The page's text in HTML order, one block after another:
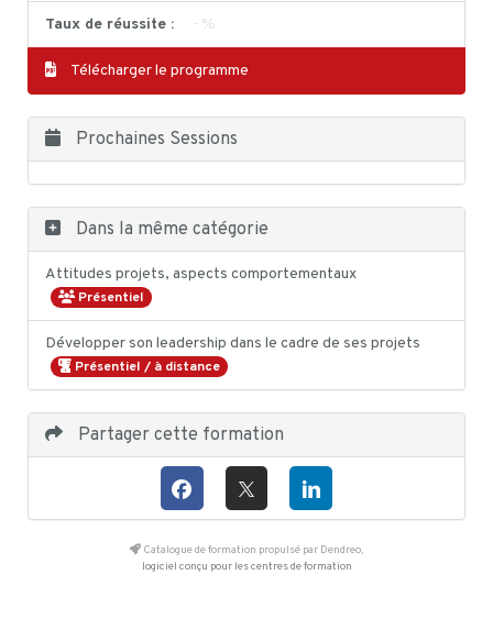
Taux de réussite : - %
Télécharger le programme
Prochaines Sessions
Dans la même catégorie
Attitudes projets, aspects comportementaux
Présentiel
Développer son leadership dans le cadre de ses projets
Présentiel / à distance
Partager cette formation
Catalogue de formation propulsé par Dendreo,
logiciel conçu pour les centres de formation